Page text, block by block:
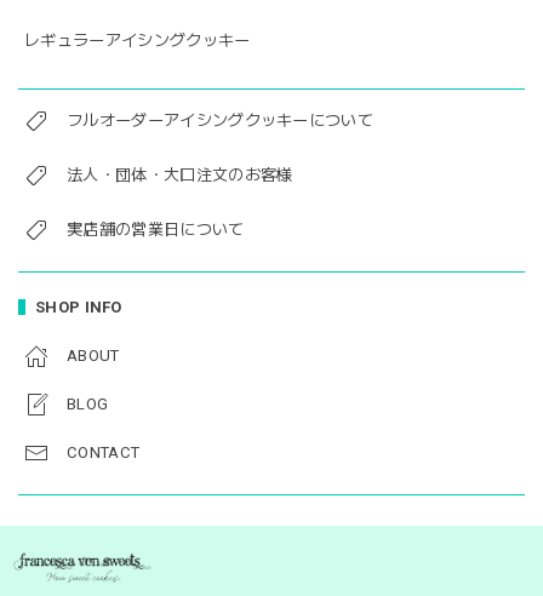
レギュラーアイシングクッキー
フルオーダーアイシングクッキーについて
法人・団体・大口注文のお客様
実店舗の営業日について
SHOP INFO
ABOUT
BLOG
CONTACT